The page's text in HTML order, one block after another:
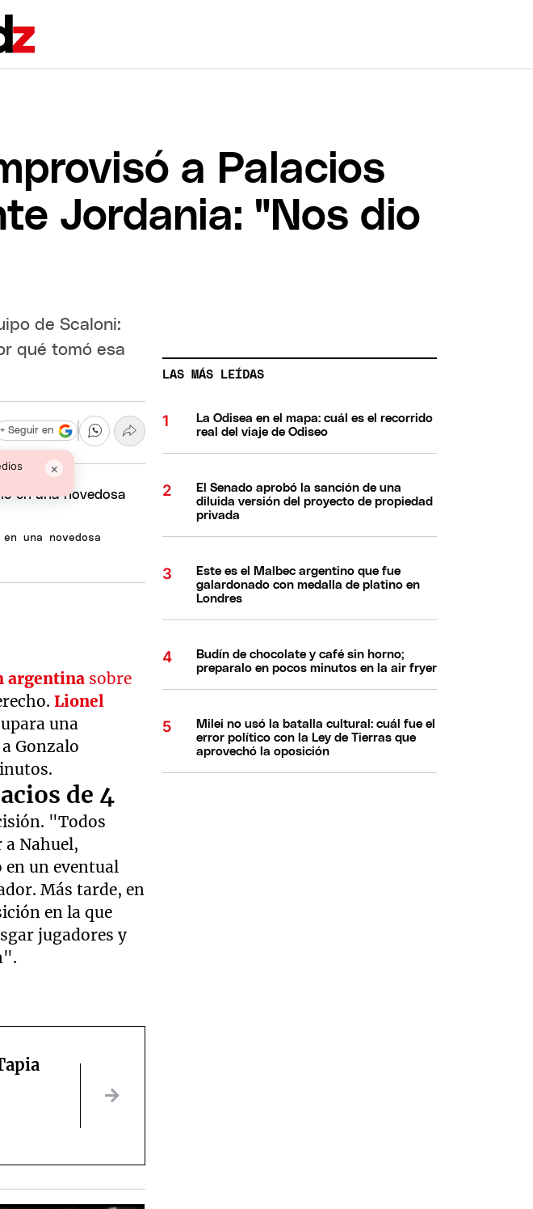
a Palacios
Jordania: "Nos dio
de Scaloni:
qué tomó esa
×
+ Seguir en
una novedosa
argentina sobre
Lionel
una
Gonzalo
de 4
"Todos
Nahuel,
en un eventual
Más tarde, en
en la que
jugadores y
LAS MÁS LEÍDAS
La Odisea en el mapa: cuál es el recorrido
real del viaje de Odiseo
El Senado aprobó la sanción de una
diluida versión del proyecto de propiedad
privada
Este es el Malbec argentino que fue
galardonado con medalla de platino en
Londres
Budín de chocolate y café sin horno;
preparalo en pocos minutos en la air fryer
Milei no usó la batalla cultural: cuál fue el
error político con la Ley de Tierras que
aprovechó la oposición